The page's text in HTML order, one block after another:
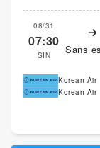
08/31
07:30
SIN Sans
Korean Air
Korean Air